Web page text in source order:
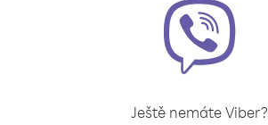
Ještě nemáte Viber?